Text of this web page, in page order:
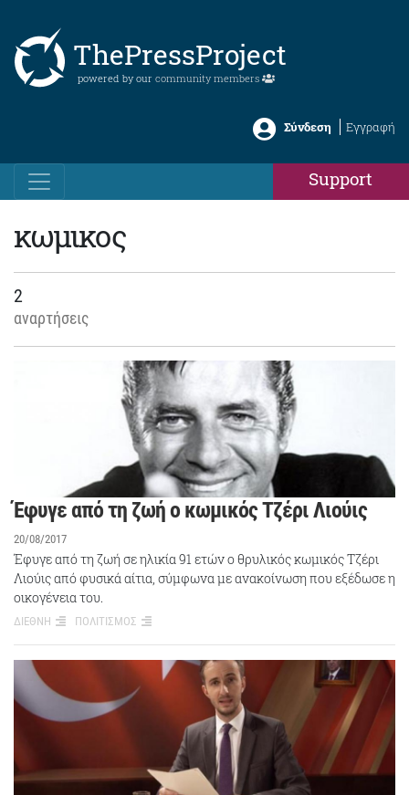
ThePressProject
powered by our community members
Σύνδεση Εγγραφή
Support
κωμικος
2
αναρτήσεις
Έφυγε από τη ζωή ο κωμικός Τζέρι Λιούις
20/08/2017
Έφυγε από τη ζωή σε ηλικία 91 ετών ο θρυλικός κωμικός Τζέρι
Λιούις από φυσικά αίτια, σύμφωνα με ανακοίνωση που εξέδωσε η
οικογένεια του.
ΔΙΕΘΝΗ ΠΟΛΙΤΙΣΜΟΣ